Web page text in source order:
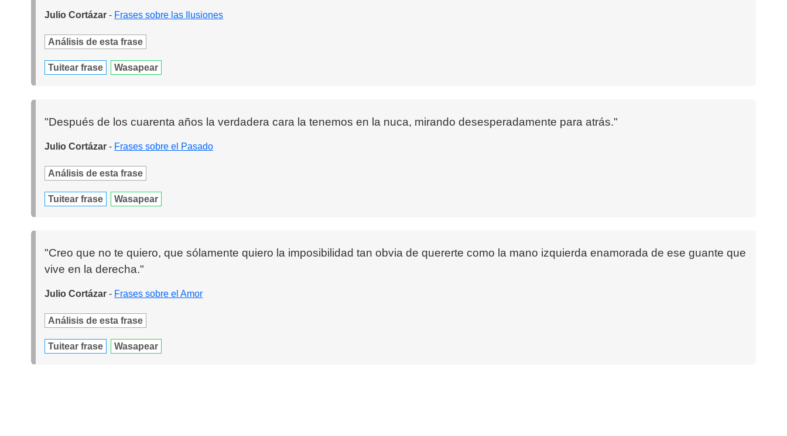
Julio Cortázar - Frases sobre las Ilusiones
Análisis de esta frase
Tuitear frase Wasapear
"Después de los cuarenta años la verdadera cara la tenemos en la nuca, mirando desesperadamente para atrás."
Julio Cortázar - Frases sobre el Pasado
Análisis de esta frase
Tuitear frase Wasapear
"Creo que no te quiero, que sólamente quiero la imposibilidad tan obvia de quererte como la mano izquierda enamorada de ese guante que
vive en la derecha."
Julio Cortázar - Frases sobre el Amor
Análisis de esta frase
Tuitear frase Wasapear